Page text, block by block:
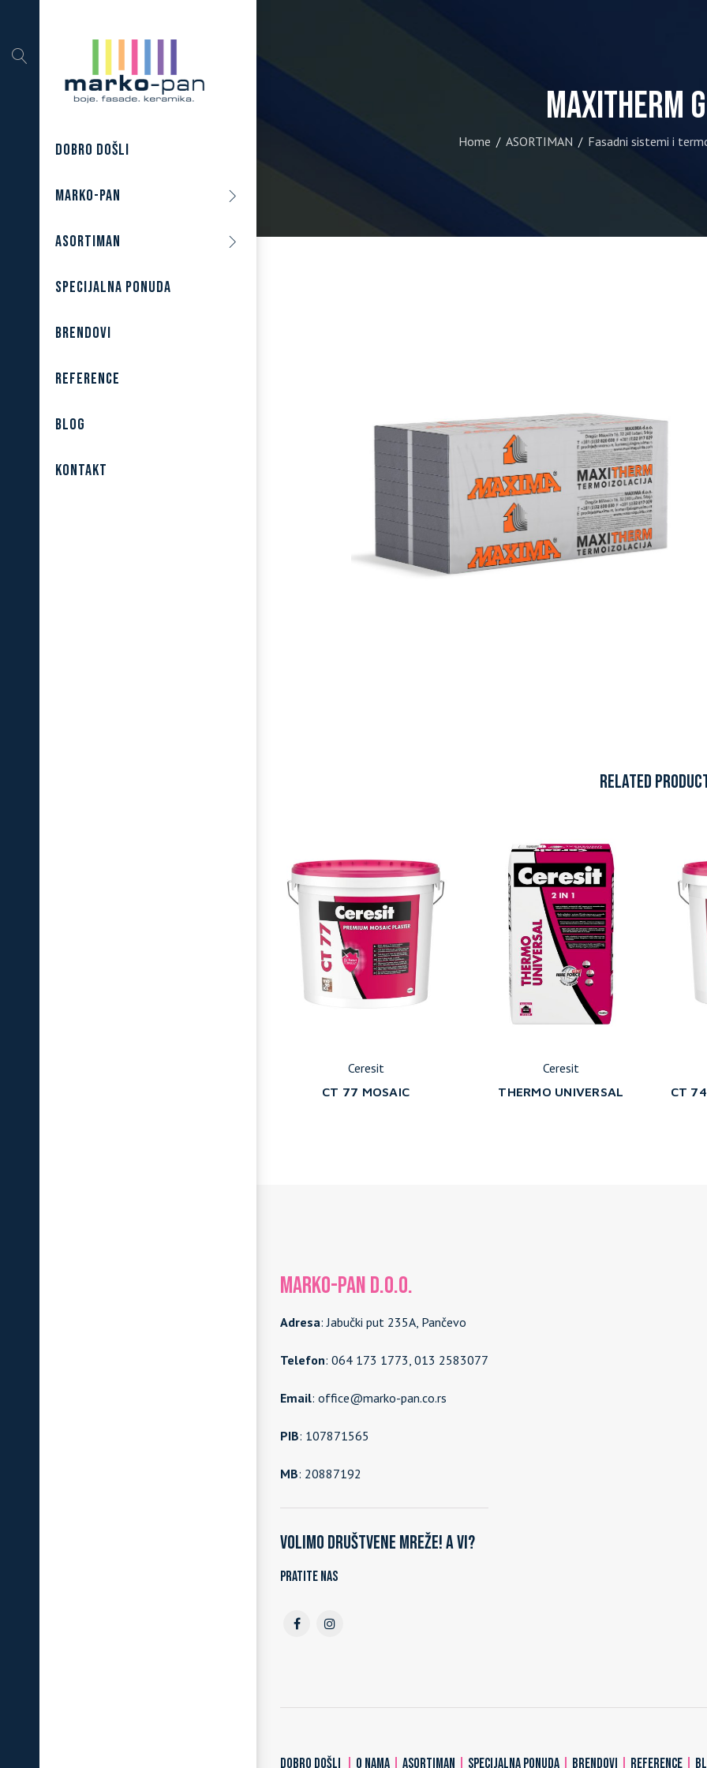
DOBRO DOŠLI
MARKO-PAN
ASORTIMAN
SPECIJALNA PONUDA
BRENDOVI
REFERENCE
BLOG
KONTAKT
Maxitherm
Home / ASORTIMAN / Fasadni sistemi i
RELATED
Ceresit
CT 77 MOSAIC
Ceresit
THERMO UNIVERSAL CT
MARKO-PAN d.o.o.
Adresa: Jabučki put 235A, Pančevo
Telefon: 064 173 1773, 013 2583077
Email: office@marko-pan.co.rs
PIB: 107871565
MB: 20887192
Volimo društvene mreže! A vi?
Pratite nas
DOBRO DOŠLI O NAMA ASORTIMAN SPECIJALNA PONUDA BRENDOVI REFERENCE